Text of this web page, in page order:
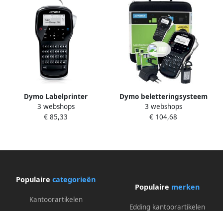
Dymo Labelprinter
LabelManager 280
draagbaar qwerty 12mm
3 webshops
€ 85,33
Dymo beletteringsysteem
LabelManager 280 kit
qwerty inclusief 2 x D1 tape
3 webshops
€ 104,68
Populaire categorieën
Kantoorartikelen
Populaire merken
Edding kantoorartikelen